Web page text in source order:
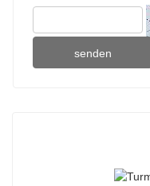
senden